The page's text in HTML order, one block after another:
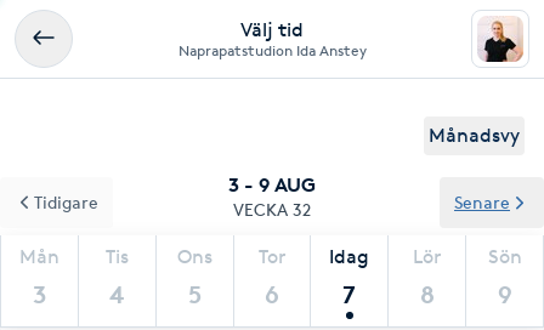
Välj tid
Naprapatstudion Ida Anstey
Månadsvy
3 - 9 AUG
VECKA 32
Mån
3
Tis
4
Ons
5
Tor
6
Idag
7
Lör
8
Sön
9
Tidigare Senare